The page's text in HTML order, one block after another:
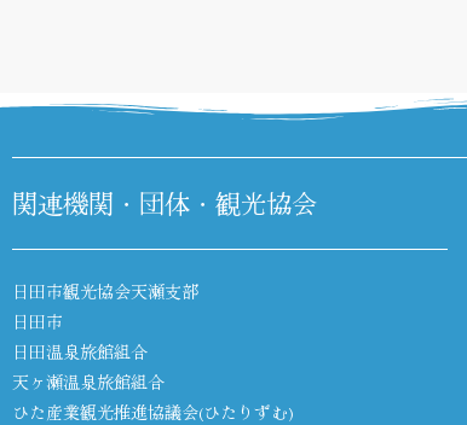
関連機関・団体・観光協会
日田市観光協会天瀬支部
日田市
日田温泉旅館組合
天ヶ瀬温泉旅館組合
ひた産業観光推進協議会(ひたりずむ)